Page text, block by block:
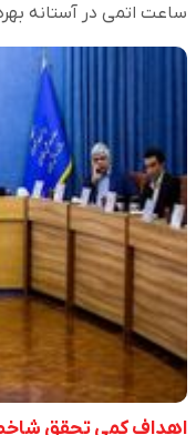
ساعت اتمی در آستانه
اهداف کمی تحقق